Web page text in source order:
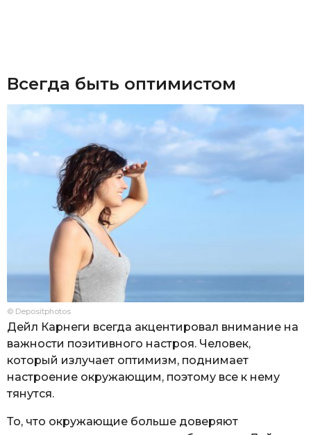
Всегда быть оптимистом
© Depositphotos
Дейл Карнеги всегда акцентировал внимание на
важности позитивного настроя. Человек,
который излучает оптимизм, поднимает
настроение окружающим, поэтому все к нему
тянутся.
То, что окружающие больше доверяют